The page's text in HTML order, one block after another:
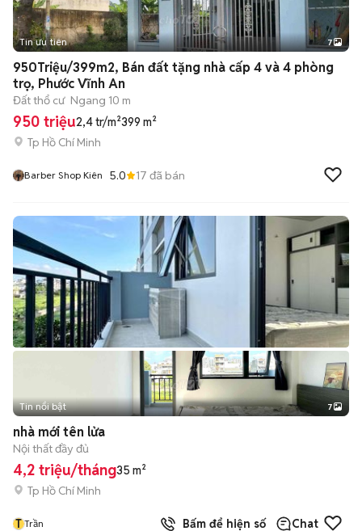
+2
Tin ưu tiên 7
950Triệu/399m2, Bán đất tặng nhà cấp 4 và 4 phòng
trọ, Phước Vĩnh An
Đất thổ cư Ngang 10 m
950 triệu2,4 tr/m²399 m²
Tp Hồ Chí Minh
Barber Shop Kiên 5.0 17 đã bán
+2
Tin nổi bật 7
nhà mới tên lửa
Nội thất đầy đủ
4,2 triệu/tháng35 m²
Tp Hồ Chí Minh
T Trần Bấm để hiện số Chat